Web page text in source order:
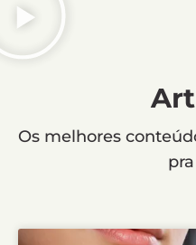
Os melhores